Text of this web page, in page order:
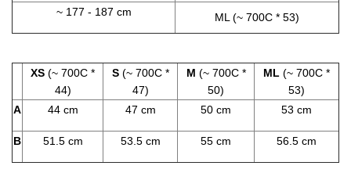
~ 177 - 187 cm ML (~ 700C * 53)
XS (~ 700C *
44)
S (~ 700C *
47)
M (~ 700C *
50)
ML (~ 700C *
53)
A
44 cm 47 cm 50 cm 53 cm
B 51.5 cm 53.5 cm 55 cm 56.5 cm